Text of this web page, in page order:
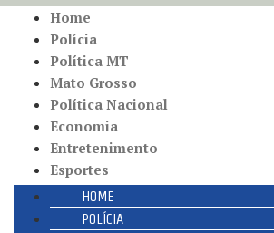
Home
Polícia
Política MT
Mato Grosso
Política Nacional
Economia
Entretenimento
Esportes
HOME
POLÍCIA